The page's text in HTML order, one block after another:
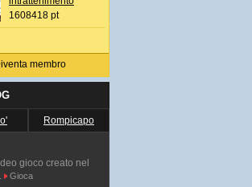
1608418 pt
membro
Rompicapo
gioco creato nel
Gioca